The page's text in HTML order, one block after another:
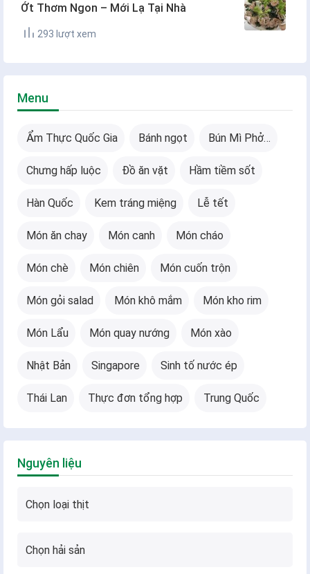
Ớt Thơm Ngon – Mới Lạ Tại Nhà
293 lượt xem
Menu
Ẩm Thực Quốc Gia Bánh ngọt Bún Mì Phở…
Chưng hấp luộc Đồ ăn vặt Hầm tiềm sốt
Hàn Quốc Kem tráng miệng Lễ tết
Món ăn chay Món canh Món cháo
Món chè Món chiên Món cuốn trộn
Món gỏi salad Món khô mắm Món kho rim
Món Lẩu Món quay nướng Món xào
Nhật Bản Singapore Sinh tố nước ép
Thái Lan Thực đơn tổng hợp Trung Quốc
Nguyên liệu